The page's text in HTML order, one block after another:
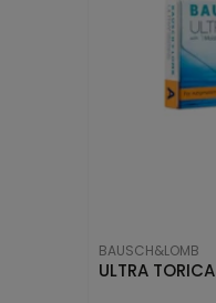
BAUSCH&LOMB
ULTRA TORICA